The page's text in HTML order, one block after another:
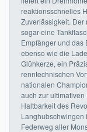
reaktionsschnelles
Zuverlässigkeit. Der
sogar eine
Empfänger und das
ebenso wie die
Glühkerze, ein
renntechnischen
nationalen
auch zur ultimativen
Haltbarkeit des
Langhubschwingen
Federweg aller